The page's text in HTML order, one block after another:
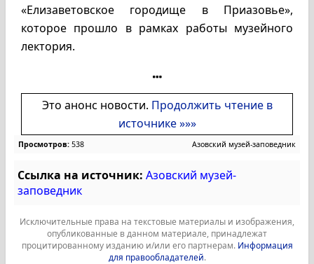
«Елизаветовское городище в Приазовье»,
которое прошло в рамках работы музейного
лектория.
Это анонс новости. Продолжить чтение в
источнике »»»
Просмотров: 538 Азовский музей-заповедник
Ссылка на источник: Азовский музей-
заповедник
Исключительные права на текстовые материалы и изображения,
опубликованные в данном материале, принадлежат
процитированному изданию и/или его партнерам. Информация
для правообладателей.